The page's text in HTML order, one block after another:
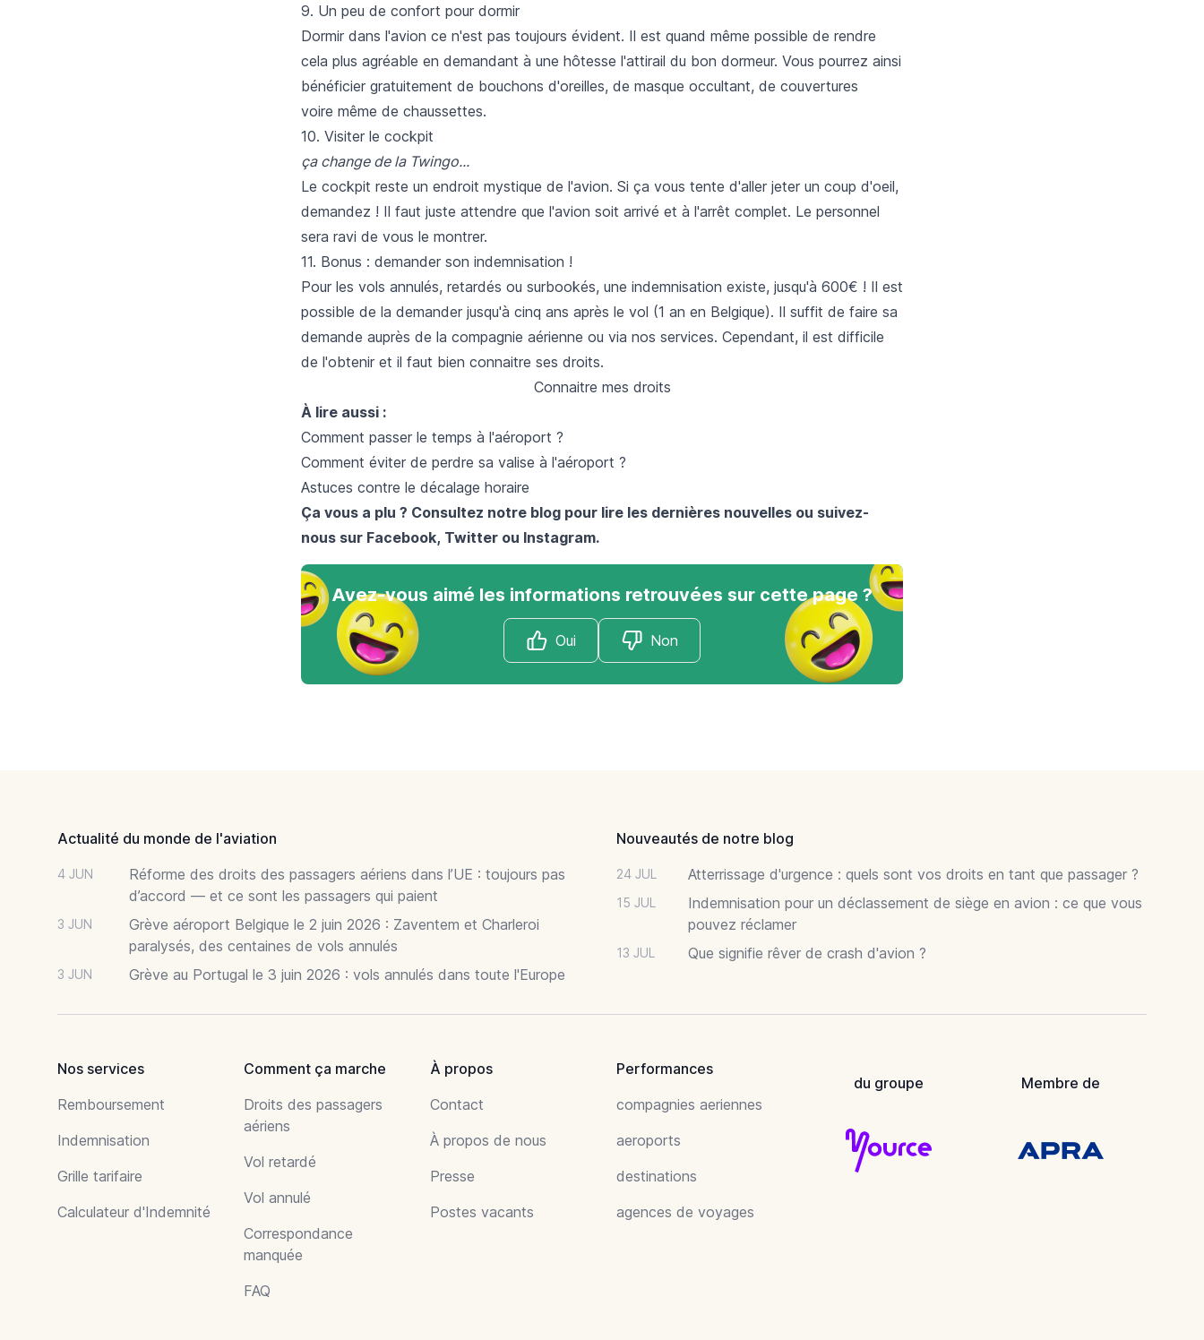
9. Un peu de confort pour dormir
Dormir dans l'avion ce n'est pas toujours évident. Il est quand même possible de rendre
cela plus agréable en demandant à une hôtesse l'attirail du bon dormeur. Vous pourrez ainsi
bénéficier gratuitement de bouchons d'oreilles, de masque occultant, de couvertures
voire même de chaussettes.
10. Visiter le cockpit
ça change de la Twingo...
Le cockpit reste un endroit mystique de l'avion. Si ça vous tente d'aller jeter un coup d'oeil,
demandez ! Il faut juste attendre que l'avion soit arrivé et à l'arrêt complet. Le personnel
sera ravi de vous le montrer.
11. Bonus : demander son indemnisation !
Pour les vols annulés, retardés ou surbookés, une indemnisation existe, jusqu'à 600€ ! Il est
possible de la demander jusqu'à cinq ans après le vol (1 an en Belgique). Il suffit de faire sa
demande auprès de la compagnie aérienne ou via nos services. Cependant, il est difficile
de l'obtenir et il faut bien connaitre ses droits.
Connaitre mes droits
À lire aussi :
Comment passer le temps à l'aéroport ?
Comment éviter de perdre sa valise à l'aéroport ?
Astuces contre le décalage horaire
Ça vous a plu ? Consultez notre blog pour lire les dernières nouvelles ou suivez-
nous sur Facebook, Twitter ou Instagram.
Avez-vous aimé les informations retrouvées sur cette page ?
Oui Non
Actualité du monde de l'aviation
4 JUN
Réforme des droits des passagers aériens dans l’UE : toujours pas
d’accord — et ce sont les passagers qui paient
3 JUN
Grève aéroport Belgique le 2 juin 2026 : Zaventem et Charleroi
paralysés, des centaines de vols annulés
3 JUN Grève au Portugal le 3 juin 2026 : vols annulés dans toute l'Europe
Nouveautés de notre blog
24 JUL Atterrissage d'urgence : quels sont vos droits en tant que passager ?
15 JUL
Indemnisation pour un déclassement de siège en avion : ce que vous
pouvez réclamer
13 JUL Que signifie rêver de crash d'avion ?
Nos services
Remboursement
Indemnisation
Grille tarifaire
Calculateur d'Indemnité
Comment ça marche
Droits des passagers
aériens
Vol retardé
Vol annulé
Correspondance
manquée
FAQ
À propos
Contact
À propos de nous
Presse
Postes vacants
Performances
compagnies aeriennes
aeroports
destinations
agences de voyages
du groupe Membre de